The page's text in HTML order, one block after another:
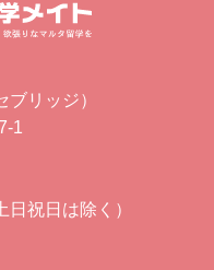
リッジ）
1
祝日は除く）